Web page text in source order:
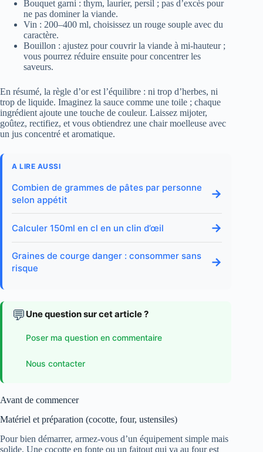
Bouquet garni : thym, laurier, persil ; pas d’excès pour
ne pas dominer la viande.
Vin : 200–400 ml, choisissez un rouge souple avec du
caractère.
Bouillon : ajustez pour couvrir la viande à mi-hauteur ;
vous pourrez réduire ensuite pour concentrer les
saveurs.
En résumé, la règle d’or est l’équilibre : ni trop d’herbes, ni
trop de liquide. Imaginez la sauce comme une toile ; chaque
ingrédient ajoute une touche de couleur. Laissez mijoter,
goûtez, rectifiez, et vous obtiendrez une chair moelleuse avec
un jus concentré et aromatique.
A LIRE AUSSI
Combien de grammes de pâtes par personne
selon appétit
→
Calculer 150ml en cl en un clin d’œil →
Graines de courge danger : consommer sans
risque
→
💬 Une question sur cet article ?
Poser ma question en commentaire
Nous contacter
Avant de commencer
Matériel et préparation (cocotte, four, ustensiles)
Pour bien démarrer, armez-vous d’un équipement simple mais
solide. Une cocotte en fonte ou un faitout qui va au four est